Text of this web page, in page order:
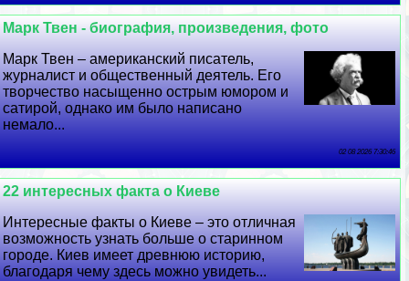
Марк Твен - биография, произведения, фото
Марк Твен – американский писатель,
журналист и общественный деятель. Его
творчество насыщенно острым юмором и
сатирой, однако им было написано
немало...
02 08 2026 7:30:46
22 интересных факта о Киеве
Интересные факты о Киеве – это отличная
возможность узнать больше о старинном
городе. Киев имеет древнюю историю,
благодаря чему здесь можно увидеть...